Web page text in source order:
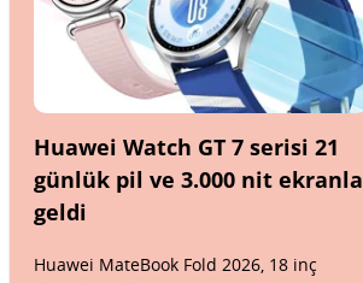
Huawei Watch GT 7 serisi 21
günlük pil ve 3.000 nit ekranla
geldi
Huawei MateBook Fold 2026, 18 inç